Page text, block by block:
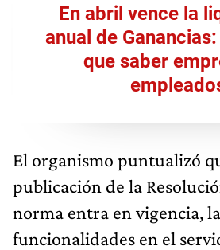
En abril vence la
anual de
que saber
El organismo puntualizó
publicación de la
norma entra en vigencia,
funcionalidades en el